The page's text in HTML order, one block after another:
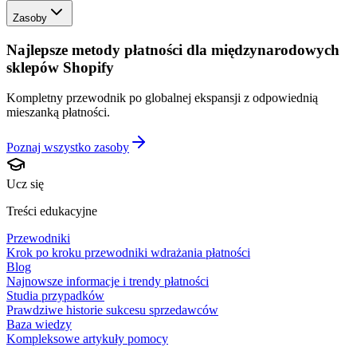
Zasoby
Najlepsze metody płatności dla międzynarodowych
sklepów Shopify
Kompletny przewodnik po globalnej ekspansji z odpowiednią
mieszanką płatności.
Poznaj wszystko zasoby
Ucz się
Treści edukacyjne
Przewodniki
Krok po kroku przewodniki wdrażania płatności
Blog
Najnowsze informacje i trendy płatności
Studia przypadków
Prawdziwe historie sukcesu sprzedawców
Baza wiedzy
Kompleksowe artykuły pomocy